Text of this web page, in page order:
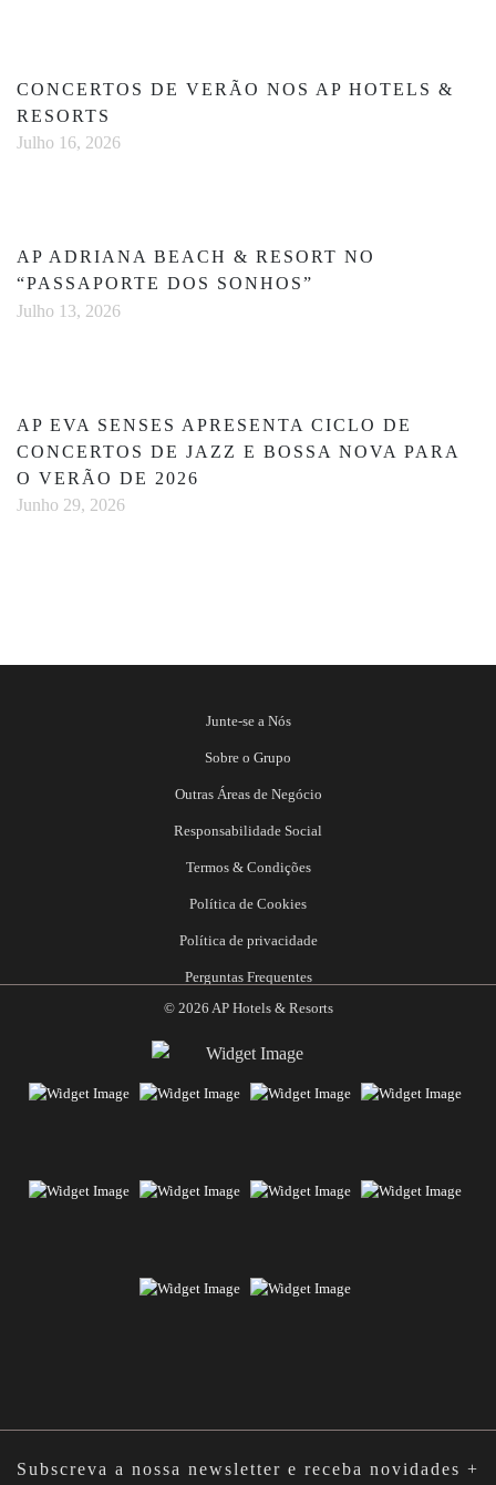
CONCERTOS DE VERÃO NOS AP HOTELS &
RESORTS
Julho 16, 2026
AP ADRIANA BEACH & RESORT NO
“PASSAPORTE DOS SONHOS”
Julho 13, 2026
AP EVA SENSES APRESENTA CICLO DE
CONCERTOS DE JAZZ E BOSSA NOVA PARA
O VERÃO DE 2026
Junho 29, 2026
Junte-se a Nós
Sobre o Grupo
Outras Áreas de Negócio
Responsabilidade Social
Termos & Condições
Política de Cookies
Política de privacidade
Perguntas Frequentes
© 2026 AP Hotels & Resorts
Subscreva a nossa newsletter e receba novidades +